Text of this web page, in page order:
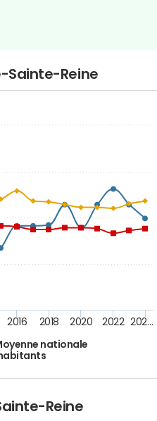
Sainte-Reine
nationale
2016 2018 2020 2022 202…
Reine